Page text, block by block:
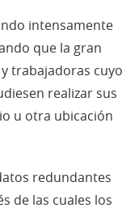
intensamente
que la gran
trabajadoras cuyo
realizar sus
u otra ubicación
redundantes
de las cuales los